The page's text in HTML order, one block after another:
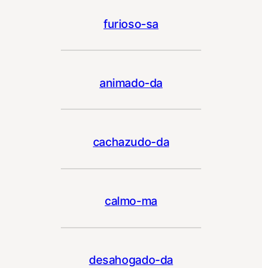
furioso-sa
animado-da
cachazudo-da
calmo-ma
desahogado-da